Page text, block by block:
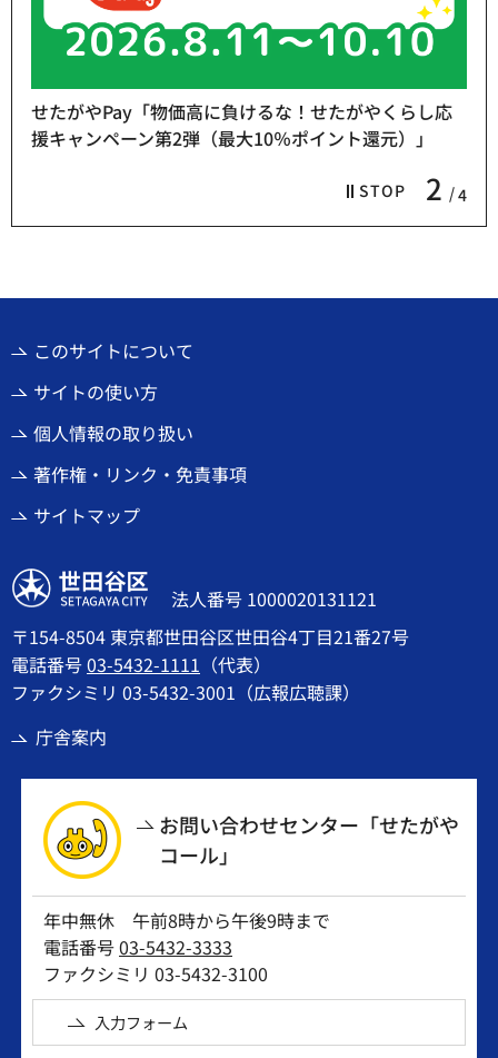
STOP 2 4
せたがやPay「物価高に負けるな！せたがやくらし応
援キャンペーン第2弾（最大10％ポイント還元）」
このサイトについて
サイトの使い方
個人情報の取り扱い
著作権・リンク・免責事項
サイトマップ
世田谷区
法人番号 1000020131121
〒154-8504 東京都世田谷区世田谷4丁目21番27号
電話番号03-5432-1111 （代表）
ファクシミリ 03-5432-3001（広報広聴課）
庁舎案内
お問い合わせセンター「せたがや
コール」
年中無休 午前8時から午後9時まで
電話番号03-5432-3333
ファクシミリ 03-5432-3100
入力フォーム